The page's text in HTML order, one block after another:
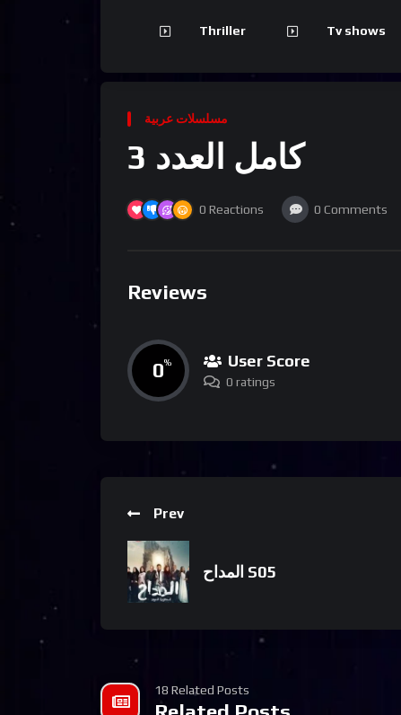
مسلسلات عربية
كامل العدد 3
0 Reactions 0 Comments
Reviews
0% User Score
0 ratings
Prev
المداح S05
18 Related Posts
Thriller Tv shows